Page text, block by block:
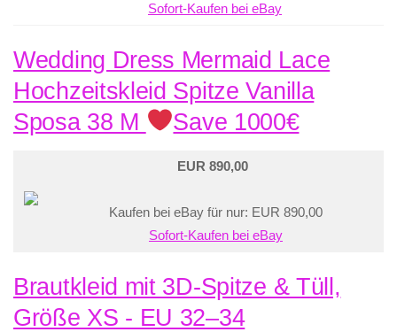
Sofort-Kaufen bei eBay
Wedding Dress Mermaid Lace
Hochzeitskleid Spitze Vanilla
Sposa 38 M
Save 1000€
EUR 890,00
Kaufen bei eBay für nur: EUR 890,00
Sofort-Kaufen bei eBay
Brautkleid mit 3D-Spitze & Tüll,
Größe XS - EU 32–34